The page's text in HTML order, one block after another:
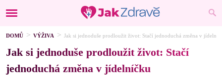
DOMŮ VÝŽIVA Jak si jednoduše prodloužit život: Stačí jednoduchá změna v
Jak si jednoduše prodloužit život: Stačí
jednoduchá změna v jídelníčku